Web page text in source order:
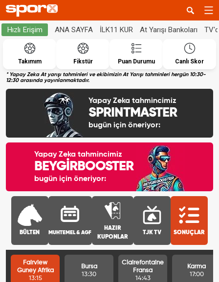
Hızlı Erişim ANA SAYFA İLK11 KUR At Yarışı Bankoları
Takımım Fikstür Puan Durumu Canlı Skor
* Yapay Zeka At yarışı tahminleri ve ekibimizin At Yarışı tahminleri hergün 10:30-
12:30 arasında yayınlanmaktadır.
Yapay Zeka tahmincimiz
SPRINTMASTER
bugün için öneriyor:
Yapay Zeka tahmincimiz
BEYGİRBOOSTER
bugün için öneriyor:
BÜLTEN MUHTEMEL & AGF
HAZIR
KUPONLAR
TJK TV SONUÇLAR
Fairview
Guney Afrika
13:15
Bursa
13:30
Clairefontaine
Fransa
14:43
Karma
17:00